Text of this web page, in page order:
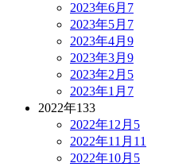
2023年6月 7
2023年5月 7
2023年4月 9
2023年3月 9
2023年2月 5
2023年1月 7
2022年133
2022年12月 5
2022年11月 11
2022年10月 5